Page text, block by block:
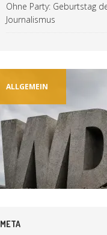
Ohne Party: Geburtstag
Journalismus
ALLGEMEIN
META